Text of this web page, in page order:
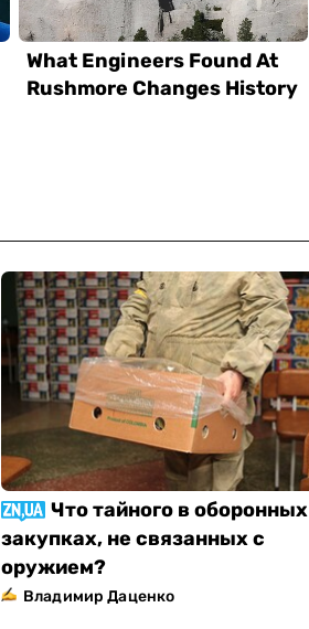
Что тайного в оборонных
закупках, не связанных с
оружием?
Владимир Даценко